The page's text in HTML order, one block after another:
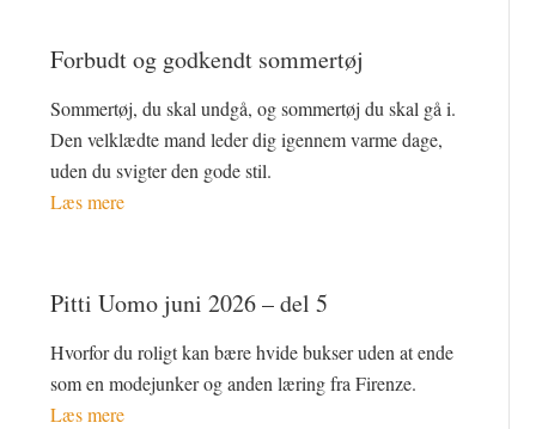
Forbudt og godkendt sommertøj
Sommertøj, du skal undgå, og sommertøj du skal gå i.
Den velklædte mand leder dig igennem varme dage,
uden du svigter den gode stil.
Læs mere
Pitti Uomo juni 2026 – del 5
Hvorfor du roligt kan bære hvide bukser uden at ende
som en modejunker og anden læring fra Firenze.
Læs mere